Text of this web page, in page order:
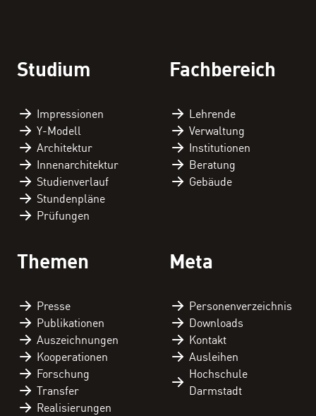
STUDIUM
FACHBEREICH
THEMEN
Personenverzeichnis
Fachbereichskalender
Kontakt
Studium
Impressionen
Y-Modell
Architektur
Innenarchitektur
Studienverlauf
Stundenpläne
Prüfungen
Fachbereich
Lehrende
Verwaltung
Institutionen
Beratung
Gebäude
Themen
Presse
Publikationen
Auszeichnungen
Kooperationen
Forschung
Transfer
Realisierungen
Meta
Personen­verzeichnis
Downloads
Kontakt
Ausleihen
Hochschule
Darmstadt